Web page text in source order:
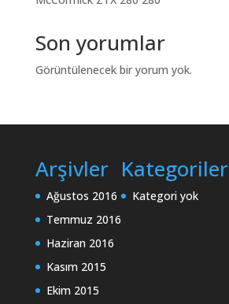
Son yorumlar
Görüntülenecek bir yorum yok.
Arşivler
Ağustos 2016
Temmuz 2016
Haziran 2016
Kasım 2015
Ekim 2015
Kategoriler
Kategori yok